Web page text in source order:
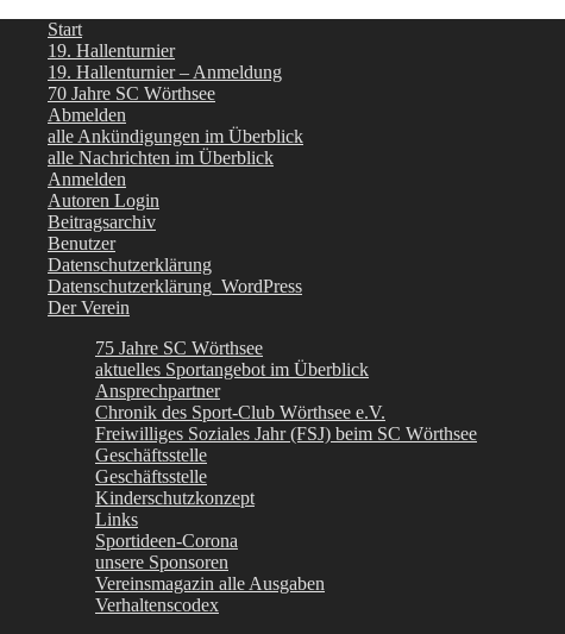
Start
19. Hallenturnier
19. Hallenturnier – Anmeldung
70 Jahre SC Wörthsee
Abmelden
alle Ankündigungen im Überblick
alle Nachrichten im Überblick
Anmelden
Autoren Login
Beitragsarchiv
Benutzer
Datenschutzerklärung
Datenschutzerklärung_WordPress
Der Verein
75 Jahre SC Wörthsee
aktuelles Sportangebot im Überblick
Ansprechpartner
Chronik des Sport-Club Wörthsee e.V.
Freiwilliges Soziales Jahr (FSJ) beim SC Wörthsee
Geschäftsstelle
Geschäftsstelle
Kinderschutzkonzept
Links
Sportideen-Corona
unsere Sponsoren
Vereinsmagazin alle Ausgaben
Verhaltenscodex